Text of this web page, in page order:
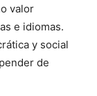
valor
e idiomas.
y social
de